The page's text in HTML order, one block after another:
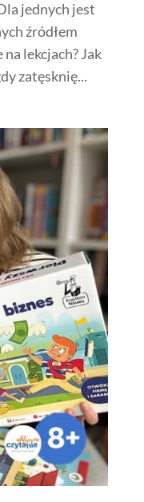
jednych jest
źródłem
lekcjach? Jak
zatęsknię...